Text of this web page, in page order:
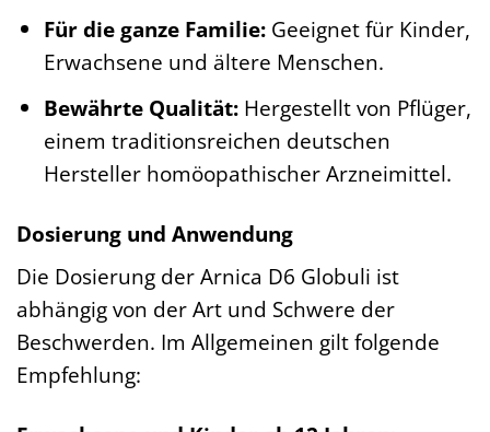
Für die ganze Familie:Geeignet für Kinder,
Erwachsene und ältere Menschen.
Bewährte Qualität:Hergestellt von Pflüger,
einem traditionsreichen deutschen
Hersteller homöopathischer Arzneimittel.
Dosierung und Anwendung
Die Dosierung der Arnica D6 Globuli ist
abhängig von der Art und Schwere der
Beschwerden. Im Allgemeinen gilt folgende
Empfehlung: